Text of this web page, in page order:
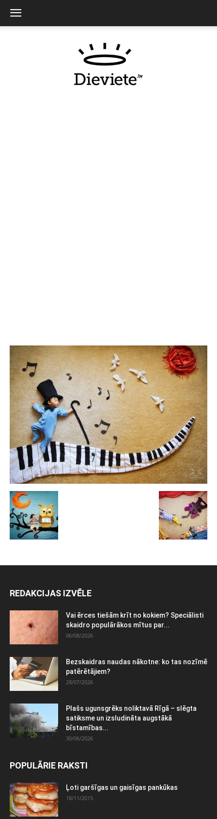
REDAKCIJAS IZVĒLE
Vai ērces tiešām krīt no kokiem? Speciālisti
skaidro populārākos mītus par...
06/08/2026
Bezskaidras naudas nākotne: ko tas nozīmē
patērētājiem?
28/07/2026
Plašs ugunsgrēks noliktavā Rīgā – slēgta
satiksme un izsludināta augstākā
bīstamības...
30/06/2026
POPULĀRIE RAKSTI
Ļoti garšīgas un gaisīgas pankūkas
18/11/2015